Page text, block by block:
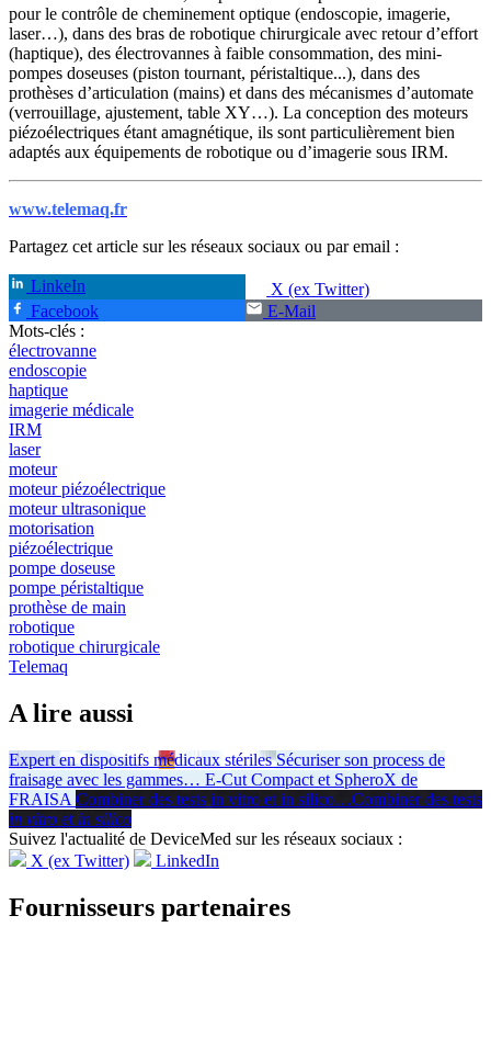
pour le contrôle de cheminement optique (endoscopie, imagerie,
laser…), dans des bras de robotique chirurgicale avec retour d’effort
(haptique), des électrovannes à faible consommation, des mini-
pompes doseuses (piston tournant, péristaltique...), dans des
prothèses d’articulation (mains) et dans des mécanismes d’automate
(verrouillage, ajustement, table XY…). La conception des moteurs
piézoélectriques étant amagnétique, ils sont particulièrement bien
adaptés aux équipements de robotique ou d’imagerie sous IRM.
www.telemaq.fr
Partagez cet article sur les réseaux sociaux ou par email :
LinkeIn
X (ex Twitter)
Facebook
E-Mail
Mots-clés :
électrovanne
endoscopie
haptique
imagerie médicale
IRM
laser
moteur
moteur piézoélectrique
moteur ultrasonique
motorisation
piézoélectrique
pompe doseuse
pompe péristaltique
prothèse de main
robotique
robotique chirurgicale
Telemaq
A lire aussi
Expert en dispositifs médicaux stériles Sécuriser son process de
fraisage avec les gammes… E-Cut Compact et SpheroX de
FRAISA Combiner des tests in vitro et in silico…Combiner des tests
in vitro et in silico
Suivez l'actualité de DeviceMed sur les réseaux sociaux :
X (ex Twitter)
LinkedIn
Fournisseurs partenaires